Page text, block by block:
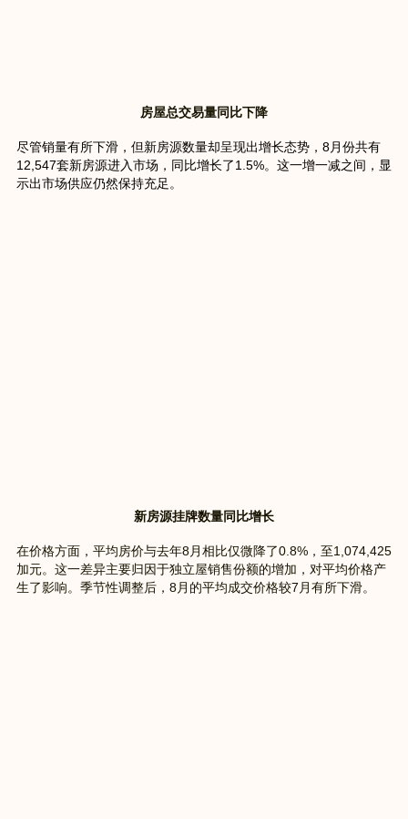
房屋总交易量同比下降
尽管销量有所下滑，但新房源数量却呈现出增长态势，8月份共有
12,547套新房源进入市场，同比增长了1.5%。这一增一减之间，显
示出市场供应仍然保持充足。
新房源挂牌数量同比增长
在价格方面，平均房价与去年8月相比仅微降了0.8%，至1,074,425
加元。这一差异主要归因于独立屋销售份额的增加，对平均价格产
生了影响。季节性调整后，8月的平均成交价格较7月有所下滑。